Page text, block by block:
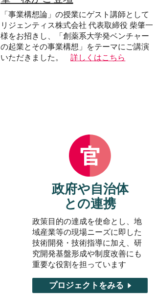
「事業構想論」の授業にゲスト講師として
リジェンティス株式会社 代表取締役 柴肇一
様をお招きし、「創薬系大学発ベンチャー
の起業とその事業構想」をテーマにご講演
いただきました。
詳しくはこちら
政府や自治体
との連携
政策目的の達成を使命とし、地
域産業等の現場ニーズに即した
技術開発・技術指導に加え、研
究開発基盤形成や制度改善にも
重要な役割を担っています
プロジェクトをみる